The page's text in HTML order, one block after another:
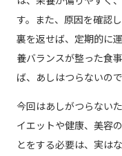
す。また、原因を確認
裏を返せば、定期的に
養バランスが整った食
ば、あしはつらないので
今回はあしがつらない
イエットや健康、美容
とをする必要は、実は